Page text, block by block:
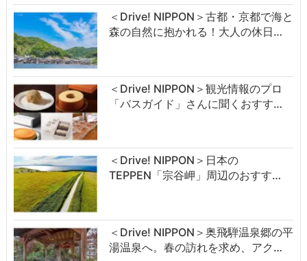
＜Drive! NIPPON＞古都・京都で海と
森の自然に抱かれる！大人の休日…
＜Drive! NIPPON＞観光情報のプロ
「バスガイド」さんに聞くおすす…
＜Drive! NIPPON＞日本の
TEPPEN「宗谷岬」周辺のおすす…
＜Drive! NIPPON＞奥飛騨温泉郷の平
湯温泉へ。春の訪れを求め、アク…